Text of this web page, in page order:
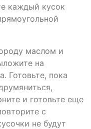
каждый кусок
маслом и
на
Готовьте, пока
и готовьте еще
с
не будут